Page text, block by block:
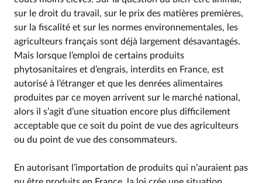
sur le droit du travail, sur le prix des matières premières,
sur la fiscalité et sur les normes environnementales, les
agriculteurs français sont déjà largement désavantagés.
Mais lorsque l’emploi de certains produits
phytosanitaires et d’engrais, interdits en France, est
autorisé à l’étranger et que les denrées alimentaires
produites par ce moyen arrivent sur le marché national,
alors il s’agit d’une situation encore plus difficilement
acceptable que ce soit du point de vue des agriculteurs
ou du point de vue des consommateurs.
En autorisant l’importation de produits qui n’auraient pas